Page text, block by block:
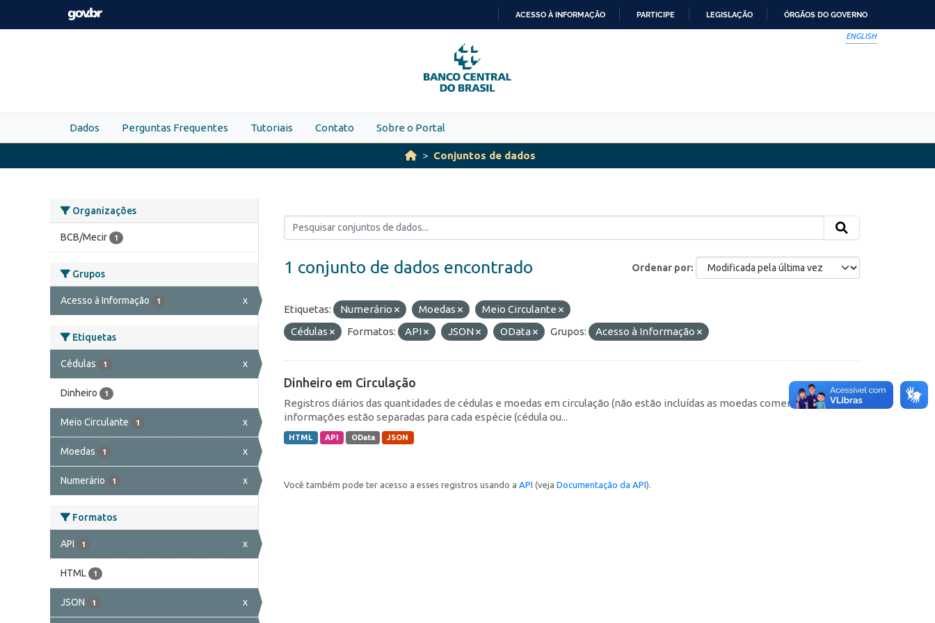
Skip to main content
PARA
O
CONTEÚDO
ACESSO À INFORMAÇÃO PARTICIPE LEGISLAÇÃO ÓRGÃOS DO GOVERNO
ENGLISH
Dados Perguntas Frequentes Tutoriais Contato Sobre o Portal
Conjuntos de dados
Organizações
BCB/Mecir 1
Grupos
Acesso à Informação 1 x
Etiquetas
Cédulas 1 x
Dinheiro 1
Meio Circulante 1 x
Moedas 1 x
Numerário 1 x
Formatos
API 1 x
HTML 1
JSON 1 x
Ordenar por
1 conjunto de dados encontrado
Etiquetas: Numerário Moedas
Meio Circulante
Cédulas
Formatos: API JSON OData Grupos: Acesso à Informação
Dinheiro em Circulação
Registros diários das quantidades de cédulas e moedas em circulação (não estão incluídas as moedas comemorativas). As
informações estão separadas para cada espécie (cédula ou...
HTML API OData JSON
Você também pode ter acesso a esses registros usando a API (veja Documentação da API).